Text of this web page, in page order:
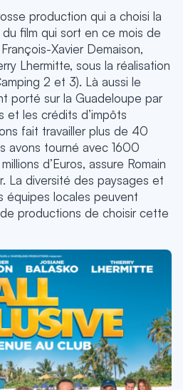
production qui a choisi la
du film qui sort en ce mois de
Xavier Demaison,
Lhermitte, sous la réalisation
2 et 3). Là aussi le
porté sur la Guadeloupe par
et les crédits d’impôts
fait travailler plus de 40
avons tourné avec 1600
d’Euros, assure Romain
La diversité des paysages et
équipes locales peuvent
productions de choisir cette